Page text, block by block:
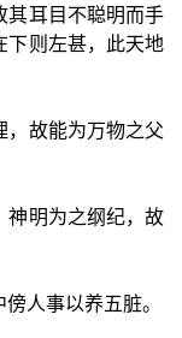
其耳目不聪明而手
下则左甚，此天地
，故能为万物之父
神明为之纲纪，故
人事以养五脏。